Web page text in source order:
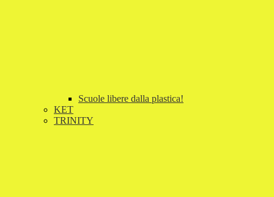
Scuole libere dalla plastica!
KET
TRINITY